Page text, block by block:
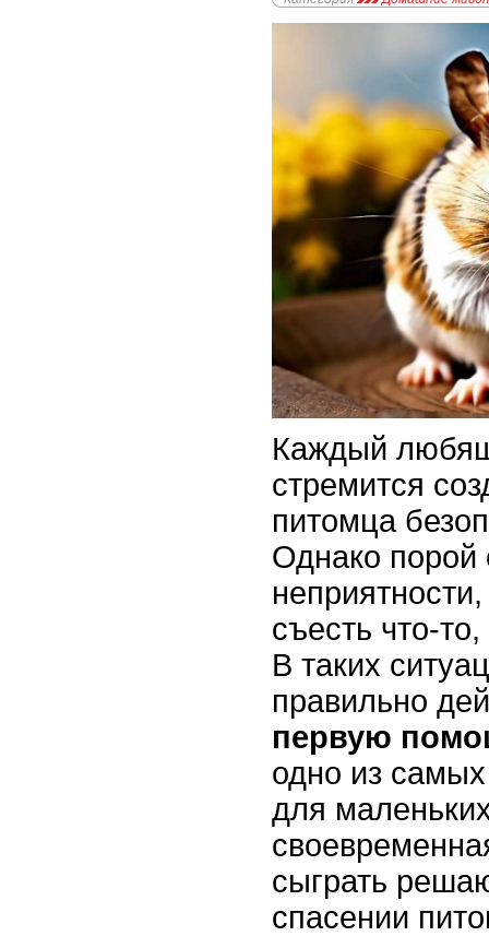
Каждый
стремится
питомца
Однако порой
съесть что-
В таких
правильно
первую
одно из
для
сыграть
спасении